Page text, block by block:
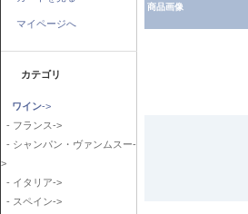
マイページへ
カテゴリ
ワイン->
- フランス->
- シャンパン・ヴァンムスー-
>
- イタリア->
- スペイン->
商品画像